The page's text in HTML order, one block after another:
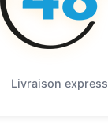
Livraison express